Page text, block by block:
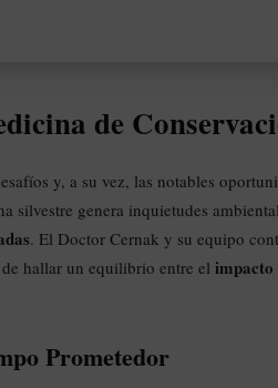
de
y, a su vez, las notables
silvestre genera inquietudes
. El Doctor Cernak y su equipo
hallar un equilibrio entre el impacto
Prometedor